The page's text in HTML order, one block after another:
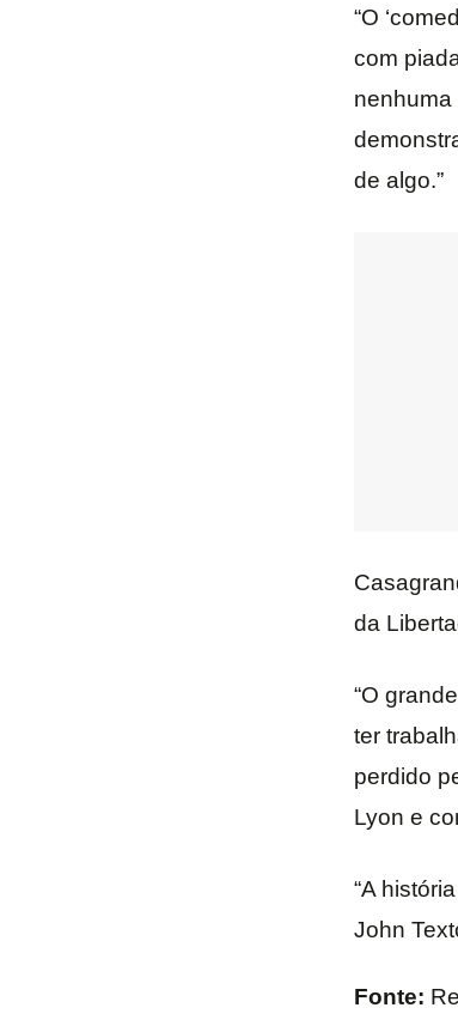
“O
com
nenhuma
de algo.”
da
“O
ter
perdido
Lyon e
“A
John
Fonte: